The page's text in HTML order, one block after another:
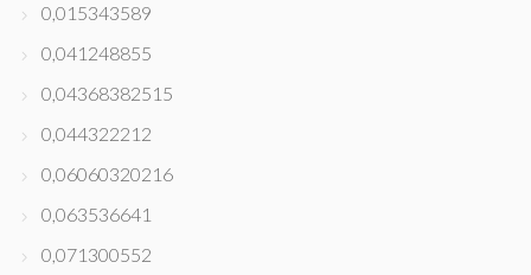
0,015343589
0,041248855
0,04368382515
0,044322212
0,06060320216
0,063536641
0,071300552